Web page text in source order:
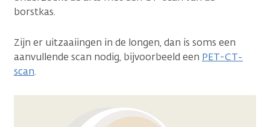
borstkas.
Zijn er uitzaaiingen in de longen, dan is soms een
aanvullende scan nodig, bijvoorbeeld een PET-CT-
scan.